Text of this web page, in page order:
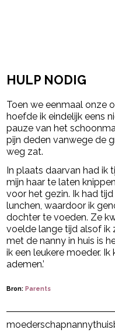
HULP NODIG
Toen we eenmaal onze
hoefde ik eindelijk eens
pauze van het
pijn deden vanwege de
weg zat.
In plaats daarvan had ik
mijn haar te laten
voor het gezin. Ik had
lunchen, waardoor ik
dochter te voeden. Ze
voelde lange tijd alsof ik
met de nanny in huis is
ik een leukere moeder.
ademen.’
Bron:Parents
Post Views: 213
moederschapnanny